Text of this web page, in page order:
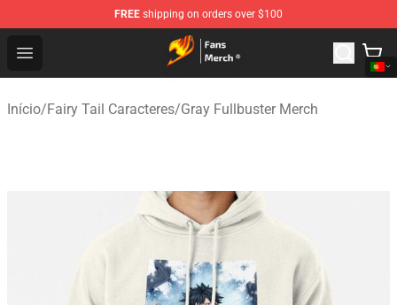
FREE shipping on orders over $100
Open menu
Fairy Tail Store - Official Fairy Tail Merchandise Shop
Início/Fairy Tail Caracteres/Gray Fullbuster Merch